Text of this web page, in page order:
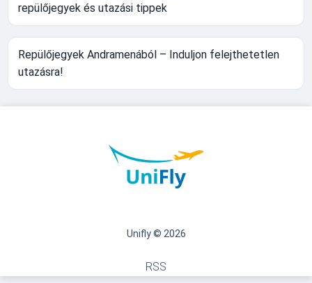
repülőjegyek és utazási tippek
Repülőjegyek Andramenából – Induljon felejthetetlen
utazásra!
Unifly © 2026
RSS